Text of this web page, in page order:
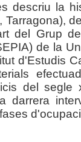
descriu la
Tarragona),
del Grup
de la
d'Estudis
del
darrera